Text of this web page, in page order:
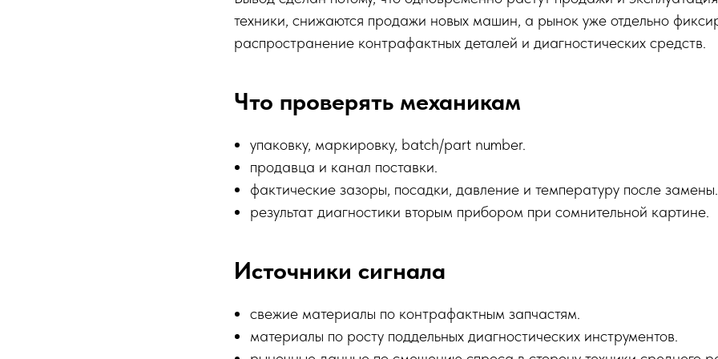
техники, снижаются продажи новых машин, а рынок уже отдельно
распространение контрафактных деталей и диагностических средств.
Что проверять механикам
упаковку, маркировку, batch/part number.
продавца и канал поставки.
фактические зазоры, посадки, давление и температуру после замены.
результат диагностики вторым прибором при сомнительной картине.
Источники сигнала
свежие материалы по контрафактным запчастям.
материалы по росту поддельных диагностических инструментов.